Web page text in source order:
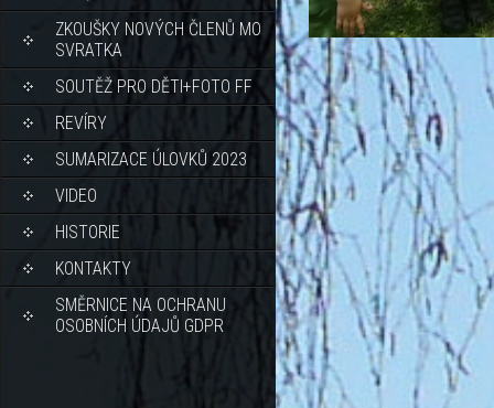
ZKOUŠKY NOVÝCH ČLENŮ MO
SVRATKA
SOUTĚŽ PRO DĚTI+FOTO FF
REVÍRY
SUMARIZACE ÚLOVKŮ 2023
VIDEO
HISTORIE
KONTAKTY
SMĚRNICE NA OCHRANU
OSOBNÍCH ÚDAJŮ GDPR